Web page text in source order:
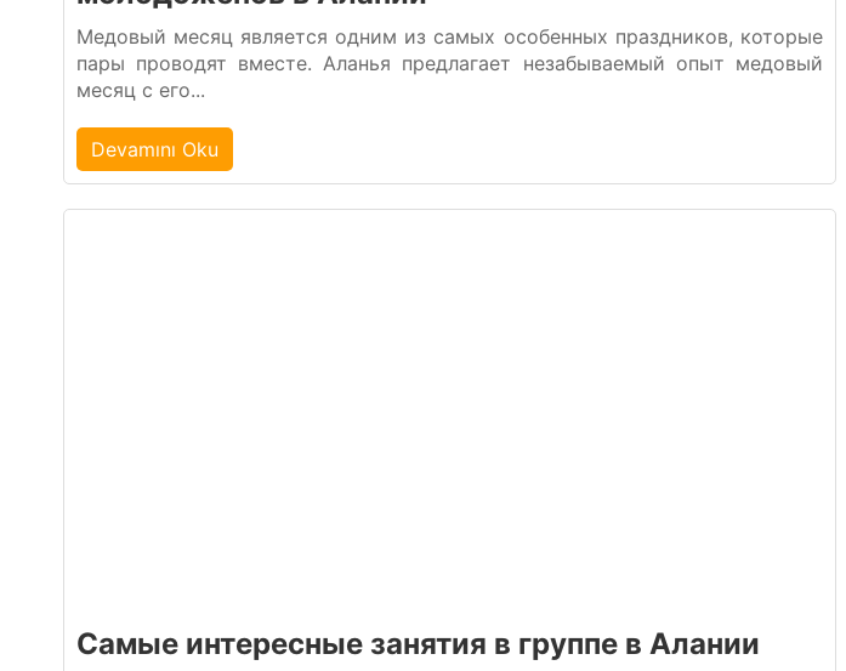
Медовый месяц является одним из самых особенных праздников, которые
пары проводят вместе. Аланья предлагает незабываемый опыт медовый
месяц с его...
Devamını Oku
Самые интересные занятия в группе в Алании